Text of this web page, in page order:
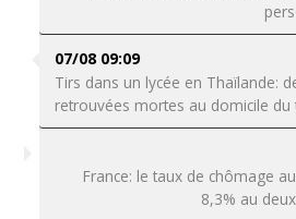
07/08 09:09
Tirs dans un lycée en Thaïlande:
retrouvées mortes au domicile du
France: le taux de chômage
8,3% au